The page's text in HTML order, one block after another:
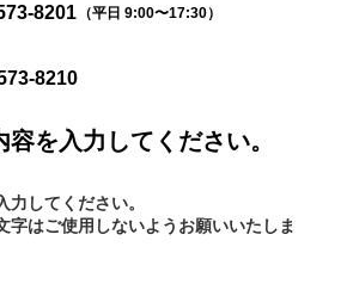
8201 （平日 9:00〜17:30）
8210
を入力してください。
力してください。
字はご使用しないようお願いいたしま